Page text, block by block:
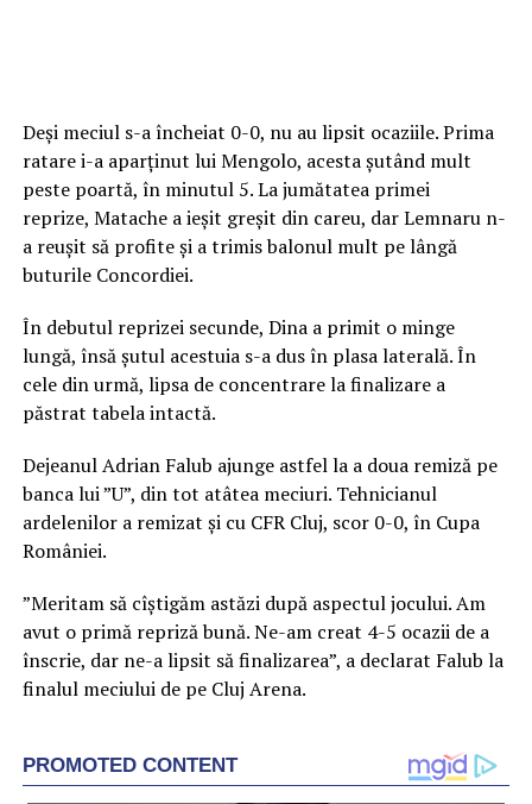
Deși meciul s-a încheiat 0-0, nu au lipsit ocaziile. Prima
ratare i-a aparținut lui Mengolo, acesta șutând mult
peste poartă, în minutul 5. La jumătatea primei
reprize, Matache a ieşit greşit din careu, dar Lemnaru n-
a reuşit să profite şi a trimis balonul mult pe lângă
buturile Concordiei.
În debutul reprizei secunde, Dina a primit o minge
lungă, însă şutul acestuia s-a dus în plasa laterală. În
cele din urmă, lipsa de concentrare la finalizare a
păstrat tabela intactă.
Dejeanul Adrian Falub ajunge astfel la a doua remiză pe
banca lui ”U”, din tot atâtea meciuri. Tehnicianul
ardelenilor a remizat și cu CFR Cluj, scor 0-0, în Cupa
României.
”Meritam să cîştigăm astăzi după aspectul jocului. Am
avut o primă repriză bună. Ne-am creat 4-5 ocazii de a
înscrie, dar ne-a lipsit să finalizarea”, a declarat Falub la
finalul meciului de pe Cluj Arena.